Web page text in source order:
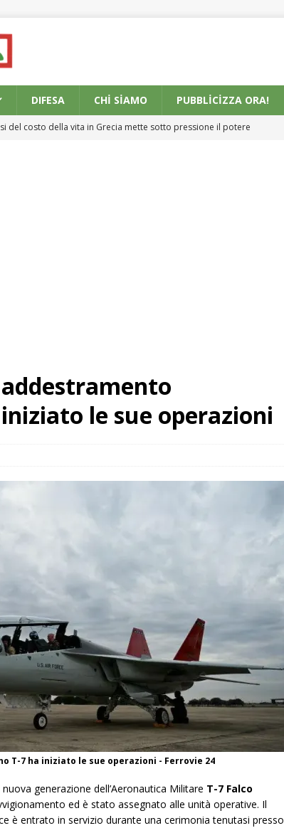
DIFESA CHI SIAMO PUBBLICIZZA ORA!
del costo della vita in Grecia mette sotto pressione il potere
le sue operazioni
T-7 ha iniziato le sue operazioni - Ferrovie 24
generazione dell’Aeronautica Militare T-7 Falco
ed è stato assegnato alle unità operative. Il
è entrato in servizio durante una cerimonia tenutasi presso